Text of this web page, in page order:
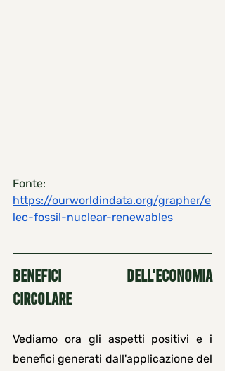
Fonte:
https://ourworldindata.org/grapher/e
lec-fossil-nuclear-renewables
BENEFICI DELL'ECONOMIA
CIRCOLARE
Vediamo ora gli aspetti positivi e i
benefici generati dall'applicazione del